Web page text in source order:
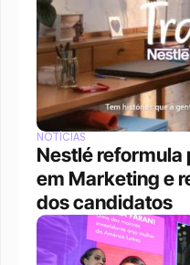
NOTÍCIAS
Nestlé reformula
em Marketing e
dos candidatos